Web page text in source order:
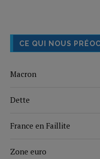
CE QUI NOUS
Macron
Dette
France en Faillite
Zone euro